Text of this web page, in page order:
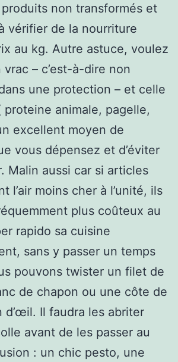
non transformés et
vérifier de la nourriture
au kg. Autre astuce, voulez
– c’est-à-dire non
une protection – et celle
proteine animale, pagelle,
excellent moyen de
vous dépensez et d’éviter
Malin aussi car si articles
l’air moins cher à l’unité, ils
plus coûteux au
rapido sa cuisine
sans y passer un temps
pouvons twister un filet de
de chapon ou une côte de
d’œil. Il faudra les abriter
avant de les passer au
: un chic pesto, une